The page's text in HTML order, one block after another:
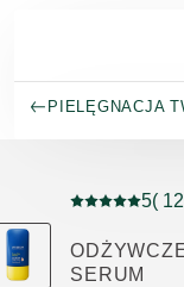
PIELĘGNACJA
Current
5(
SERUM